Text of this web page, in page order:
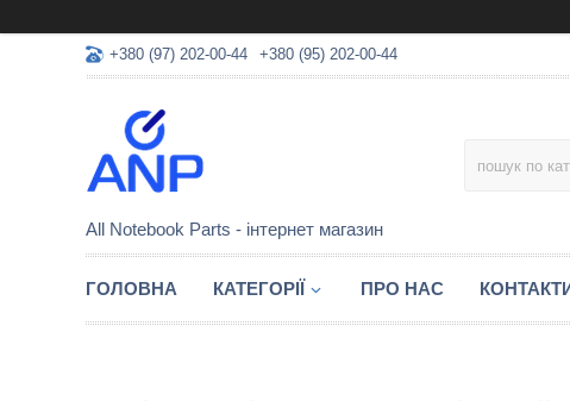
+380 (97) 202-00-44 +380 (95) 202-00-44
All Notebook Parts - інтернет магазин
ГОЛОВНА КАТЕГОРІЇ ПРО НАС